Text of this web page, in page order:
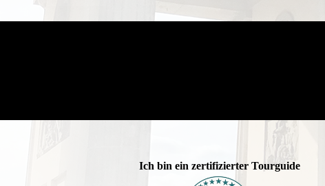
Ich bin ein zertifizierter Tourguide